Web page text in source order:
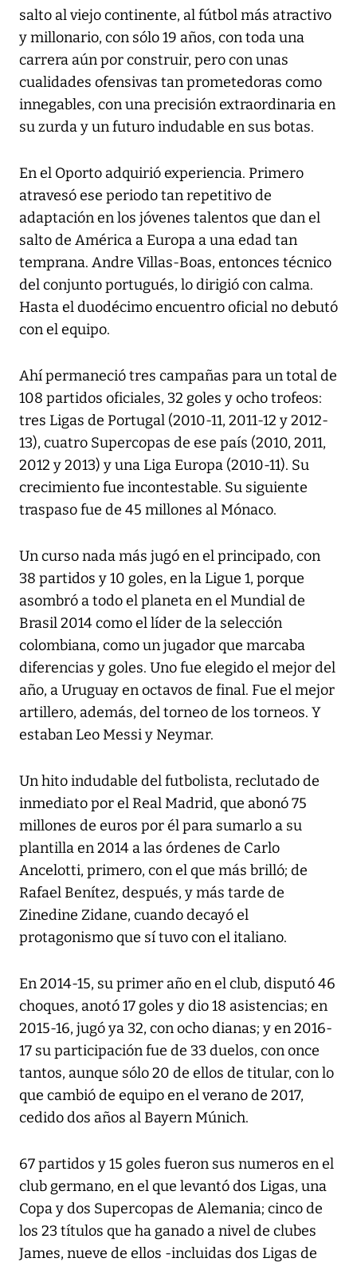
salto al viejo continente, al fútbol más atractivo
y millonario, con sólo 19 años, con toda una
carrera aún por construir, pero con unas
cualidades ofensivas tan prometedoras como
innegables, con una precisión extraordinaria en
su zurda y un futuro indudable en sus botas.
En el Oporto adquirió experiencia. Primero
atravesó ese periodo tan repetitivo de
adaptación en los jóvenes talentos que dan el
salto de América a Europa a una edad tan
temprana. Andre Villas-Boas, entonces técnico
del conjunto portugués, lo dirigió con calma.
Hasta el duodécimo encuentro oficial no debutó
con el equipo.
Ahí permaneció tres campañas para un total de
108 partidos oficiales, 32 goles y ocho trofeos:
tres Ligas de Portugal (2010-11, 2011-12 y 2012-
13), cuatro Supercopas de ese país (2010, 2011,
2012 y 2013) y una Liga Europa (2010-11). Su
crecimiento fue incontestable. Su siguiente
traspaso fue de 45 millones al Mónaco.
Un curso nada más jugó en el principado, con
38 partidos y 10 goles, en la Ligue 1, porque
asombró a todo el planeta en el Mundial de
Brasil 2014 como el líder de la selección
colombiana, como un jugador que marcaba
diferencias y goles. Uno fue elegido el mejor del
año, a Uruguay en octavos de final. Fue el mejor
artillero, además, del torneo de los torneos. Y
estaban Leo Messi y Neymar.
Un hito indudable del futbolista, reclutado de
inmediato por el Real Madrid, que abonó 75
millones de euros por él para sumarlo a su
plantilla en 2014 a las órdenes de Carlo
Ancelotti, primero, con el que más brilló; de
Rafael Benítez, después, y más tarde de
Zinedine Zidane, cuando decayó el
protagonismo que sí tuvo con el italiano.
En 2014-15, su primer año en el club, disputó 46
choques, anotó 17 goles y dio 18 asistencias; en
2015-16, jugó ya 32, con ocho dianas; y en 2016-
17 su participación fue de 33 duelos, con once
tantos, aunque sólo 20 de ellos de titular, con lo
que cambió de equipo en el verano de 2017,
cedido dos años al Bayern Múnich.
67 partidos y 15 goles fueron sus numeros en el
club germano, en el que levantó dos Ligas, una
Copa y dos Supercopas de Alemania; cinco de
los 23 títulos que ha ganado a nivel de clubes
James, nueve de ellos -incluidas dos Ligas de